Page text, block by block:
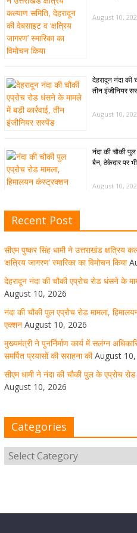
August 10,
देहरादून नंदा की
तीन इंजीनियर
August 10,
नंदा की चौकी
बैन, ठेकेदार पर
August 10,
कार्मिकों के
August 10,
सीएम धामी ने
August 10,
मुख्य सचिव ने
Recent Post
सीएम पुष्कर सिंह धामी ने उत्तराखंड क्षत्रिय
‘क्षत्रिय जागरण’ स्मारिका का विमोचन किया
देहरादून नंदा की चौकी एप्रोच रोड धंसने के
August 10, 2026
नंदा की चौकी पुल एप्रोच रोड मामला,
एक्शन August 10, 2026
मुख्यमंत्री ने पुनर्निर्माण कार्य में सलंग्न
समर्पित प्रयासों की सराहना की August
सीएम धामी ने नंदा की चौकी पुल के एप्रोच रोड
August 10, 2026
Categories